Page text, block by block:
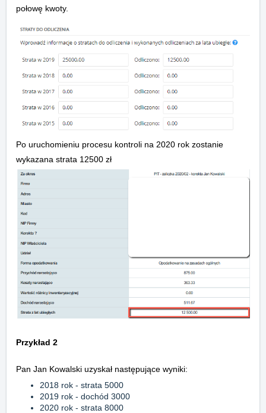
połowę kwoty.
Po uruchomieniu procesu kontroli na 2020 rok zostanie
wykazana strata 12500 zł
Przykład 2
Pan Jan Kowalski uzyskał następujące wyniki:
2018 rok - strata 5000
2019 rok - dochód 3000
2020 rok - strata 8000